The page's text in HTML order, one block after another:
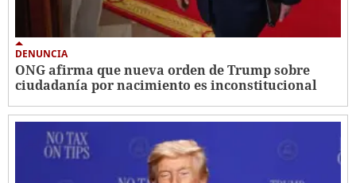
DENUNCIA
ONG afirma que nueva orden de Trump sobre
ciudadanía por nacimiento es inconstitucional